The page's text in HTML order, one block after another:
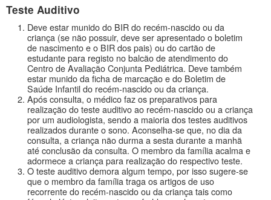
Teste Auditivo
Deve estar munido do BIR do recém-nascido ou da
criança (se não possuir, deve ser apresentado o boletim
de nascimento e o BIR dos pais) ou do cartão de
estudante para registo no balcão de atendimento do
Centro de Avaliação Conjunta Pediátrica. Deve também
estar munido da ficha de marcação e do Boletim de
Saúde Infantil do recém-nascido ou da criança.
Após consulta, o médico faz os preparativos para
realização do teste auditivo ao recém-nascido ou a criança
por um audiologista, sendo a maioria dos testes auditivos
realizados durante o sono. Aconselha-se que, no dia da
consulta, a criança não durma a sesta durante a manhã
até conclusão da consulta. O membro da família acalma e
adormece a criança para realização do respectivo teste.
O teste auditivo demora algum tempo, por isso sugere-se
que o membro da família traga os artigos de uso
recorrente do recém-nascido ou da criança tais como